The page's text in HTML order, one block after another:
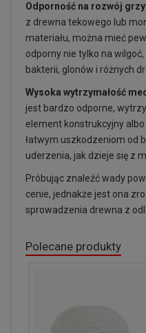
Odporność na rozwój
z drewna tekowego lub
materiału, można mieć
odporny nie tylko na
bakterii, glonów i różnych
Wysoka wytrzymałość
jest bardzo odporne,
element konstrukcyjny
łatwym uszkodzeniom od
uderzenia, jak dzieje się z
Próbując znaleźć wady
cenie, jednakże jest ona
sprowadzenia drewna z
Polecane produkty